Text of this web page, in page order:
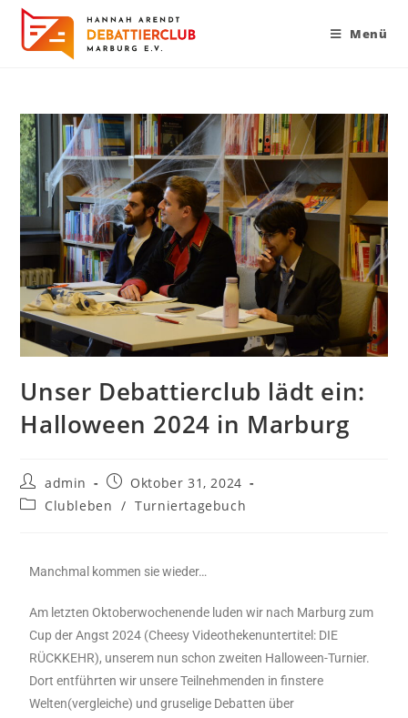
Menü
Unser Debattierclub lädt ein:
Halloween 2024 in Marburg
admin
Oktober 31, 2024
Clubleben / Turniertagebuch
Manchmal kommen sie wieder…
Am letzten Oktoberwochenende luden wir nach Marburg zum
Cup der Angst 2024 (Cheesy Videothekenuntertitel: DIE
RÜCKKEHR), unserem nun schon zweiten Halloween-Turnier.
Dort entführten wir unsere Teilnehmenden in finstere
Welten(vergleiche) und gruselige Debatten über